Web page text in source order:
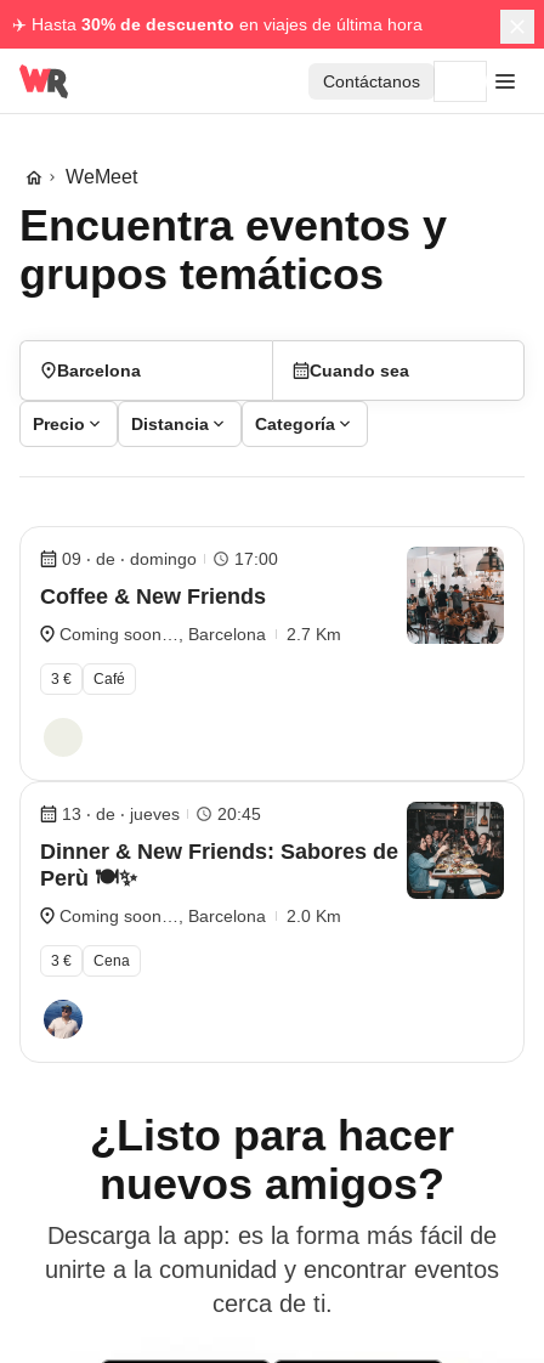
✈️ Hasta 30% de descuento en viajes de última hora
Contáctanos
WeMeet
Encuentra eventos y
grupos temáticos
Barcelona Cuando sea
Precio Distancia Categoría
09 ‧ de ‧ domingo 17:00
Coffee & New Friends
Coming soon…, Barcelona 2.7 Km
3 € Café
13 ‧ de ‧ jueves 20:45
Dinner & New Friends: Sabores de
Perù 🍽️✨
Coming soon…, Barcelona 2.0 Km
3 € Cena
¿Listo para hacer
nuevos amigos?
Descarga la app: es la forma más fácil de
unirte a la comunidad y encontrar eventos
cerca de ti.